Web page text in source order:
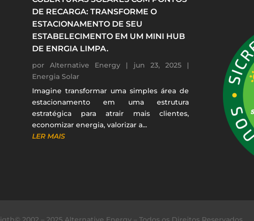
DE RECARGA: TRANSFORME O
ESTACIONAMENTO DE SEU
ESTABELECIMENTO EM UM MINI HUB
DE ENRGIA LIMPA.
por Alternative Energy | jun 23, 2025 |
Energia Solar
Imagine transformar uma simples área de
estacionamento em uma estrutura
estratégica para atrair mais clientes,
economizar energia, valorizar a...
LER MAIS